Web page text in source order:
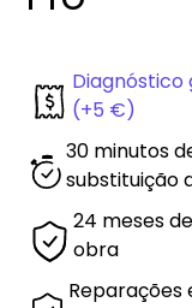
Diagnóstico
(+5 €)
30 minutos
substituição
24 meses
obra
Reparações